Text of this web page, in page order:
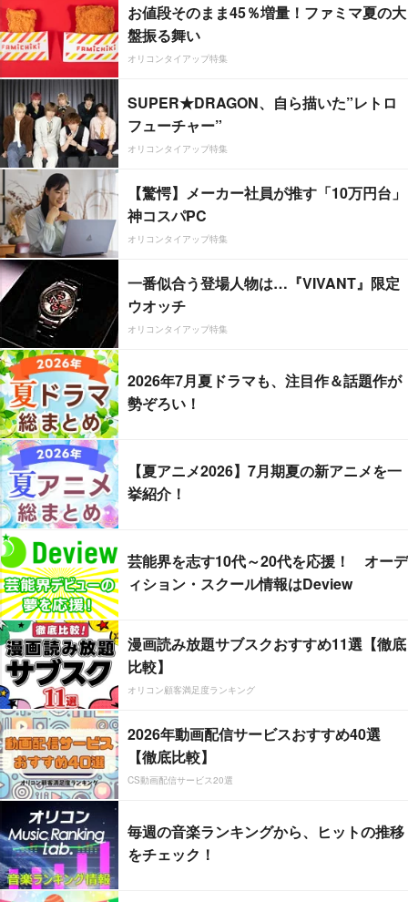
お値段そのまま45％増量！ファミマ夏の大
盤振る舞い
オリコンタイアップ特集
SUPER★DRAGON、自ら描いた”レトロ
フューチャー”
オリコンタイアップ特集
【驚愕】メーカー社員が推す「10万円台」
神コスパPC
オリコンタイアップ特集
一番似合う登場人物は…『VIVANT』限定
ウオッチ
オリコンタイアップ特集
2026年7月夏ドラマも、注目作＆話題作が
勢ぞろい！
【夏アニメ2026】7月期夏の新アニメを一
挙紹介！
芸能界を志す10代～20代を応援！ オーデ
ィション・スクール情報はDeview
漫画読み放題サブスクおすすめ11選【徹底
比較】
オリコン顧客満足度ランキング
2026年動画配信サービスおすすめ40選
【徹底比較】
CS動画配信サービス20選
毎週の音楽ランキングから、ヒットの推移
をチェック！